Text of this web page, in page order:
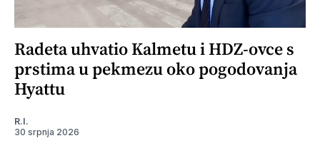
Radeta uhvatio Kalmetu i HDZ-ovce s
prstima u pekmezu oko pogodovanja
Hyattu
R.I.
30 srpnja 2026